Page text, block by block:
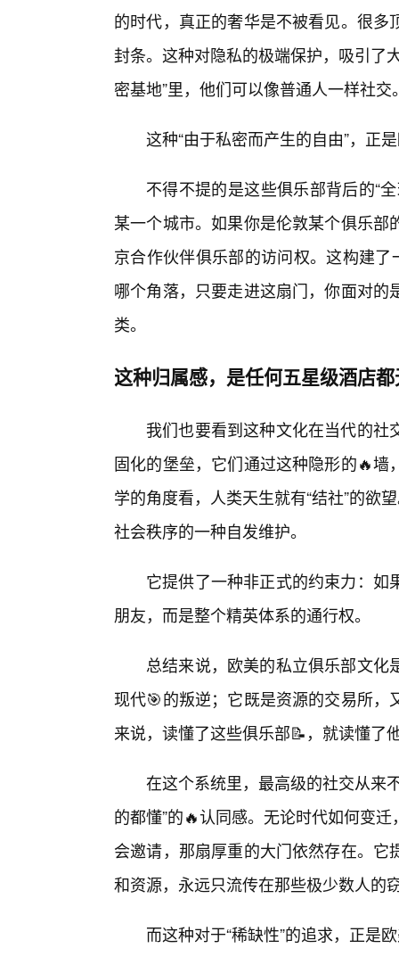
的时代，真正的奢华是不被看见。很
封条。这种对隐私的极端保护，吸引了
密基地”里，他们可以像普通人一样社交
这种“由于私密而产生的自由”，正
不得不提的是这些俱乐部背后的“
某一个城市。如果你是伦敦某个俱乐
京合作伙伴俱乐部的访问权。这构建
哪个角落，只要走进这扇门，你面对
类。
这种归属感，是任何五星级酒店
我们也要看到这种文化在当代的
固化的堡垒，它们通过这种隐形的🔥
学的角度看，人类天生就有“结社”的欲
社会秩序的一种自发维护。
它提供了一种非正式的约束力：
朋友，而是整个精英体系的通行权。
总结来说，欧美的私立俱乐部文
现代🎯的叛逆；它既是资源的交易所
来说，读懂了这些俱乐部📝，就读懂了
在这个系统里，最高级的社交从来
的都懂”的🔥认同感。无论时代如何变
会邀请，那扇厚重的大门依然存在。
和资源，永远只流传在那些极少数人的
而这种对于“稀缺性”的追求，正是